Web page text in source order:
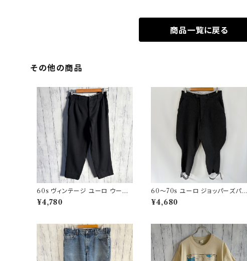
商品一覧に戻る
その他の商品
60s ヴィンテージ ユーロ ウール
パンツ スラックス ビンテージ 32
¥4,780
60〜70s ユーロ ジョッパーズパン
ツ ウールパンツ ヴィンテージ 5
¥4,680